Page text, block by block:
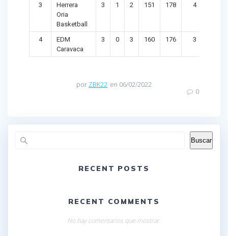
3
Herrera
Oria
Basketball
3 1 2 151 178 4
4
EDM
Caravaca
3 0 3 160 176 3
por ZBK22 en 06/02/2022
0
Buscar
RECENT POSTS
RECENT COMMENTS
No hay comentarios que mostrar.